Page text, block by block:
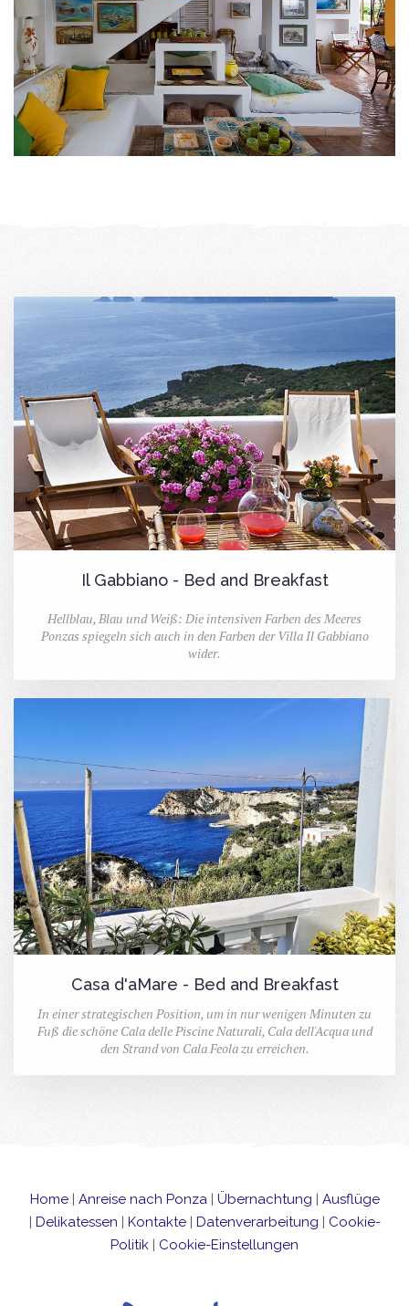
Il Gabbiano - Bed and Breakfast
Hellblau, Blau und Weiß: Die intensiven Farben des Meeres
Ponzas spiegeln sich auch in den Farben der Villa Il Gabbiano
wider.
Casa d'aMare - Bed and Breakfast
In einer strategischen Position, um in nur wenigen Minuten zu
Fuß die schöne Cala delle Piscine Naturali, Cala dell'Acqua und
den Strand von Cala Feola zu erreichen.
Home| Anreise nach Ponza| Übernachtung | Ausflüge
| Delikatessen | Kontakte| Datenverarbeitung | Cookie-
Politik | Cookie-Einstellungen